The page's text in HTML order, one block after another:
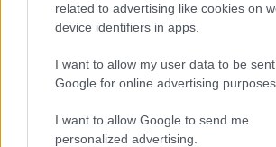
related to advertising like cookies on
device identifiers in apps.
I want to allow my user data to be
Google for online advertising purposes.
I want to allow Google to send me
personalized advertising.